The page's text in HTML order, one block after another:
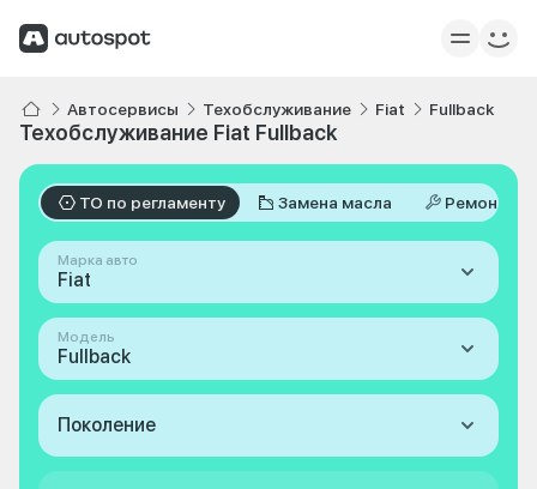
Автосервисы Техобслуживание Fiat Fullback
Техобслуживание Fiat Fullback
ТО по регламенту Замена масла Ремонт
Марка авто
Fiat
Модель
Fullback
Поколение